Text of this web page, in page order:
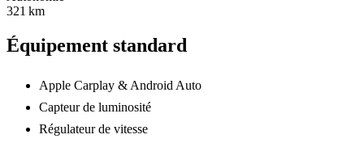
321 km
Équipement standard
Apple Carplay & Android Auto
Capteur de luminosité
Régulateur de vitesse